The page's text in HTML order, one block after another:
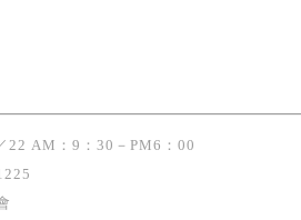
22 AM：9：30－PM6：00